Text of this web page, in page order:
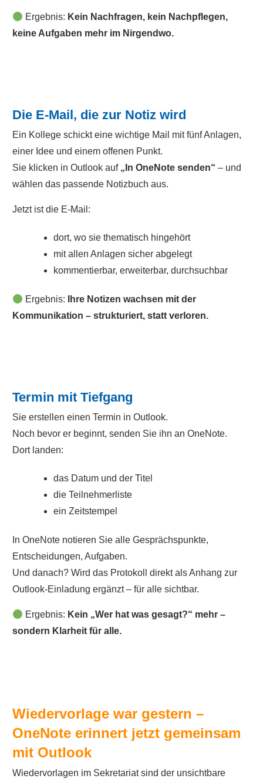
Ergebnis: Kein Nachfragen, kein Nachpflegen,
keine Aufgaben mehr im Nirgendwo.
Die E-Mail, die zur Notiz wird
Ein Kollege schickt eine wichtige Mail mit fünf Anlagen,
einer Idee und einem offenen Punkt.
Sie klicken in Outlook auf „In OneNote senden“ – und
wählen das passende Notizbuch aus.
Jetzt ist die E-Mail:
dort, wo sie thematisch hingehört
mit allen Anlagen sicher abgelegt
kommentierbar, erweiterbar, durchsuchbar
Ergebnis:
Ihre Notizen wachsen mit der
Kommunikation – strukturiert, statt verloren.
Termin mit Tiefgang
Sie erstellen einen Termin in Outlook.
Noch bevor er beginnt, senden Sie ihn an OneNote.
Dort landen:
das Datum und der Titel
die Teilnehmerliste
ein Zeitstempel
In OneNote notieren Sie alle Gesprächspunkte,
Entscheidungen, Aufgaben.
Und danach? Wird das Protokoll direkt als Anhang zur
Outlook-Einladung ergänzt – für alle sichtbar.
Ergebnis: Kein „Wer hat was gesagt?“ mehr –
sondern Klarheit für alle.
Wiedervorlage war gestern –
OneNote erinnert jetzt gemeinsam
mit Outlook
Wiedervorlagen im Sekretariat sind der unsichtbare